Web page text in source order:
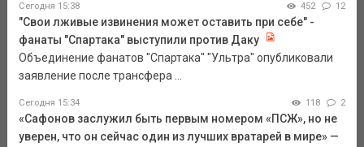
Сегодня 15:38 452 12
"Свои лживые извинения может оставить при себе" -
фанаты "Спартака" выступили против Даку
Объединение фанатов "Спартака" "Ультра" опубликовали
заявление после трансфера ...
Сегодня 15:34 118 2
«Сафонов заслужил быть первым номером «ПСЖ», но не
уверен, что он сейчас один из лучших вратарей в мире» —